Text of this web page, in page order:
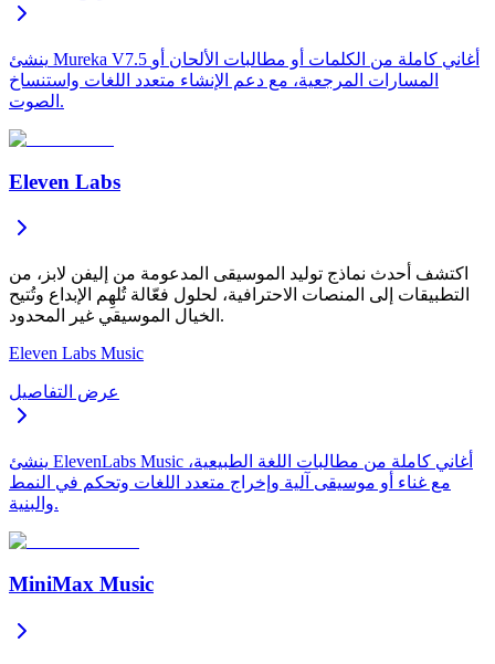
ينشئ Mureka V7.5 أغاني كاملة من الكلمات أو مطالبات الألحان أو
المسارات المرجعية، مع دعم الإنشاء متعدد اللغات واستنساخ
الصوت.
Eleven Labs
اكتشف أحدث نماذج توليد الموسيقى المدعومة من إليفن لابز، من
التطبيقات إلى المنصات الاحترافية، لحلول فعّالة تُلهِم الإبداع وتُتيح
الخيال الموسيقي غير المحدود.
Eleven Labs Music
عرض التفاصيل
ينشئ ElevenLabs Music أغاني كاملة من مطالبات اللغة الطبيعية،
مع غناء أو موسيقى آلية وإخراج متعدد اللغات وتحكم في النمط
والبنية.
MiniMax Music